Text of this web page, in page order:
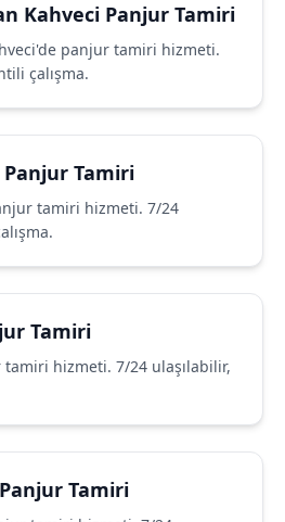
Kahveci Panjur Tamiri
panjur tamiri hizmeti.
çalışma.
Tamiri
tamiri hizmeti. 7/24
Tamiri
hizmeti. 7/24 ulaşılabilir,
Tamiri